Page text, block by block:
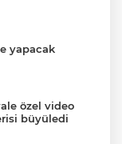
yapacak
özel video
büyüledi